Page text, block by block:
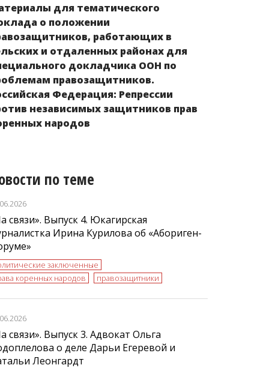
для тематического
о положении
работающих в
и отдаленных районах для
докладчика ООН по
правозащитников.
Федерация: Репрессии
независимых защитников прав
народов
по теме
связи». Выпуск 4. Юкагирская
Ирина Курилова об «Абориген-
заключенные
коренных народов
правозащитники
связи». Выпуск 3. Адвокат Ольга
о деле Дарьи Егеревой и
Леонгардт